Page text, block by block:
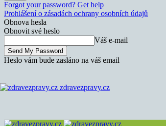
Forgot your password? Get help
Prohlášení o zásadách ochrany osobních údajů
Obnova hesla
Obnovit své heslo
Váš e-mail
Heslo vám bude zasláno na váš email
zdravezpravy.cz